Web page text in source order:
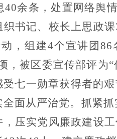
40余条，处置网络舆
书记、校长上思政课
，组建4个宣讲团 86
，被区委宣传部评为“
七一勋章获得者的
面从严治党。 抓紧
压实党风廉政建设